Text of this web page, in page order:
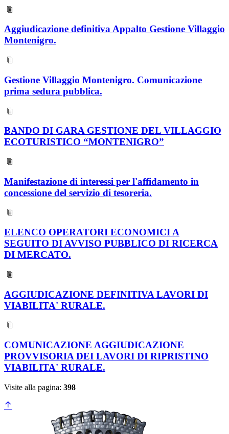
Aggiudicazione definitiva Appalto Gestione Villaggio
Montenigro.
Gestione Villaggio Montenigro. Comunicazione
prima sedura pubblica.
BANDO DI GARA GESTIONE DEL VILLAGGIO
ECOTURISTICO “MONTENIGRO”
Manifestazione di interessi per l'affidamento in
concessione del servizio di tesoreria.
ELENCO OPERATORI ECONOMICI A
SEGUITO DI AVVISO PUBBLICO DI RICERCA
DI MERCATO.
AGGIUDICAZIONE DEFINITIVA LAVORI DI
VIABILITA' RURALE.
COMUNICAZIONE AGGIUDICAZIONE
PROVVISORIA DEI LAVORI DI RIPRISTINO
VIABILITA' RURALE.
Visite alla pagina: 398